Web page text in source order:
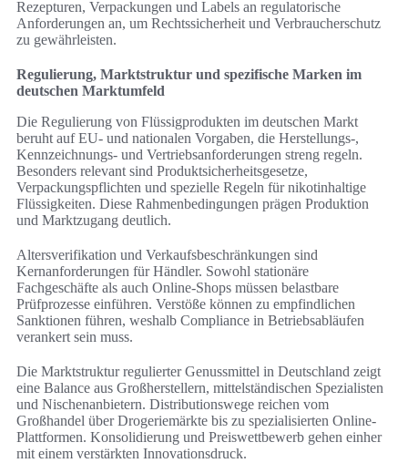
Rezepturen, Verpackungen und Labels an regulatorische
Anforderungen an, um Rechtssicherheit und Verbraucherschutz
zu gewährleisten.
Regulierung, Marktstruktur und spezifische Marken im
deutschen Marktumfeld
Die Regulierung von Flüssigprodukten im deutschen Markt
beruht auf EU- und nationalen Vorgaben, die Herstellungs-,
Kennzeichnungs- und Vertriebsanforderungen streng regeln.
Besonders relevant sind Produktsicherheitsgesetze,
Verpackungspflichten und spezielle Regeln für nikotinhaltige
Flüssigkeiten. Diese Rahmenbedingungen prägen Produktion
und Marktzugang deutlich.
Altersverifikation und Verkaufsbeschränkungen sind
Kernanforderungen für Händler. Sowohl stationäre
Fachgeschäfte als auch Online-Shops müssen belastbare
Prüfprozesse einführen. Verstöße können zu empfindlichen
Sanktionen führen, weshalb Compliance in Betriebsabläufen
verankert sein muss.
Die Marktstruktur regulierter Genussmittel in Deutschland zeigt
eine Balance aus Großherstellern, mittelständischen Spezialisten
und Nischenanbietern. Distributionswege reichen vom
Großhandel über Drogeriemärkte bis zu spezialisierten Online-
Plattformen. Konsolidierung und Preiswettbewerb gehen einher
mit einem verstärkten Innovationsdruck.